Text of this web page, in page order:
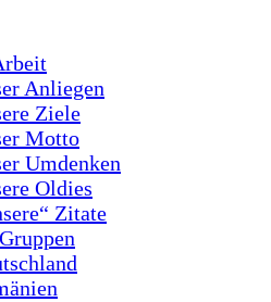
Anliegen
Ziele
Motto
Umdenken
Oldies
Zitate